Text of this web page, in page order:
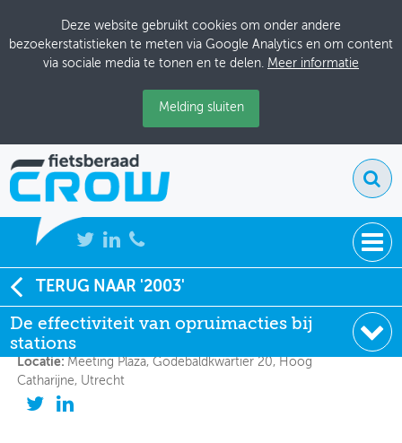
Deze website gebruikt cookies om onder andere
bezoekerstatistieken te meten via Google Analytics en om content
via sociale media te tonen en te delen. Meer informatie
Melding sluiten
NIEUWS
BIJEENKOMSTEN
KENNISBANK
ADRESSENBOEK
TERUG NAAR '2003'
De effectiviteit van opruimacties bij
stations
De effectiviteit van opruimacties bij stations
Datum:28-8-2003 13:00
Locatie: Meeting Plaza, Godebaldkwartier 20, Hoog
Catharijne, Utrecht